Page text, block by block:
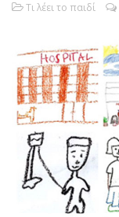
Τι λέει το παιδί